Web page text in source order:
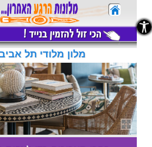
מלון מלודי תל
נגישות
נגישות